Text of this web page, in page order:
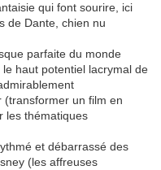
qui font sourire, ici
de Dante, chien nu
parfaite du monde
haut potentiel lacrymal de
(transformer un film en
les thématiques
et débarrassé des
(les affreuses